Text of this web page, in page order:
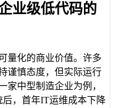
业级低代码的
量化的商业价值。许多
谨慎态度，但实际运行
家中型制造企业为例，
，首年IT运维成本下降